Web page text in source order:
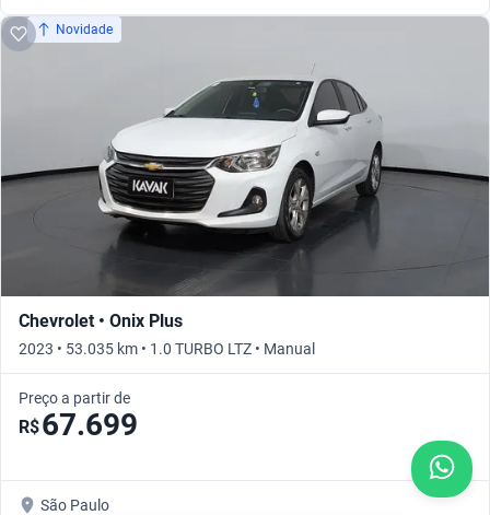
Novidade
Chevrolet • Onix Plus
2023 • 53.035 km • 1.0 TURBO LTZ • Manual
Preço a partir de
R$67.699
São Paulo